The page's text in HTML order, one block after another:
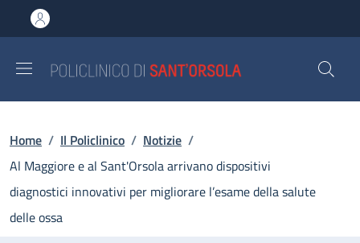
al contenuto principale
to footer content
Briciole di pane
Home / Il Policlinico / Notizie /
Al Maggiore e al Sant'Orsola arrivano dispositivi
diagnostici innovativi per migliorare l’esame della salute
delle ossa